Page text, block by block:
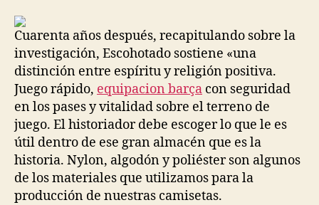
Cuarenta años después, recapitulando sobre la
investigación, Escohotado sostiene «una
distinción entre espíritu y religión positiva.
Juego rápido, equipacion barça con seguridad
en los pases y vitalidad sobre el terreno de
juego. El historiador debe escoger lo que le es
útil dentro de ese gran almacén que es la
historia. Nylon, algodón y poliéster son algunos
de los materiales que utilizamos para la
producción de nuestras camisetas.